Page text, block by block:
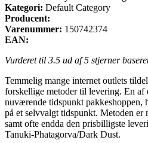
Kategori: Default Category
Producent:
Varenummer: 150742374
EAN:
Vurderet til 3.5 ud af 5 stjerner
Temmelig mange internet outlets
forskellige metoder til levering. En af
nuværende tidspunkt pakkeshoppen,
på et selvvalgt tidspunkt. Metoden er
samt ofte endda den prisbilligste
Tanuki-Phatagorva/Dark Dust.